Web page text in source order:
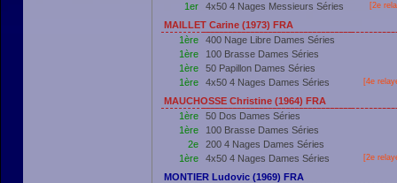
1er
4x50 4 Nages Messieurs Séries [2e
MAILLET Carine (1973) FRA
1ère
400 Nage Libre Dames Séries
1ère
100 Brasse Dames Séries
1ère
50 Papillon Dames Séries
1ère
4x50 4 Nages Dames Séries [4e
MAUCHOSSE Christine (1964) FRA
1ère
50 Dos Dames Séries
1ère
100 Brasse Dames Séries
2e
200 4 Nages Dames Séries
1ère
4x50 4 Nages Dames Séries [2e
MONTIER Ludovic (1969) FRA